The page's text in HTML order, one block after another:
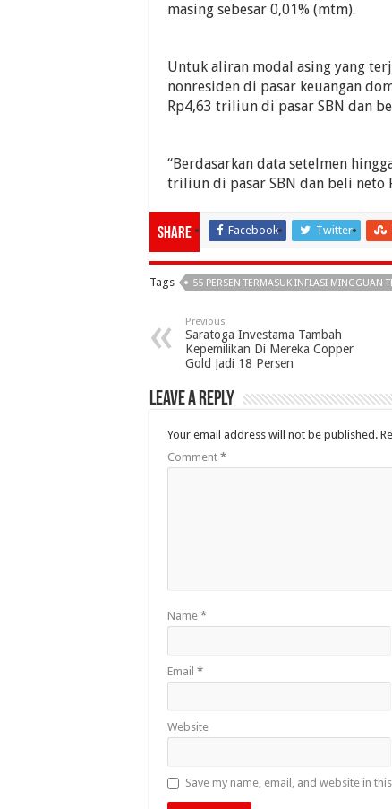
masing sebesar 0,01% (mtm).
Untuk aliran modal asing yang
nonresiden di pasar keuangan
Rp4,63 triliun di pasar SBN dan
“Berdasarkan data setelmen
triliun di pasar SBN dan beli neto
Share Facebook Twitter
Tags 55 PERSEN TERMASUK INFLASI MINGGUAN
Previous
Saratoga Investama Tambah
Kepemilikan Di Mereka Copper
Gold Jadi 18 Persen
Leave a Reply
Your email address will not be published.
Comment *
Name *
Email *
Website
Save my name, email, and website in